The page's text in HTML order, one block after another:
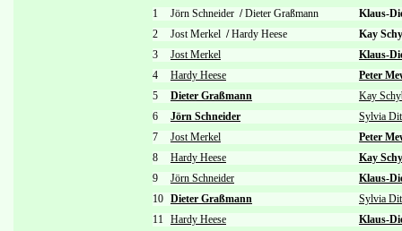
1
Jörn Schneider /Dieter Graßmann
Klaus-
2
Jost Merkel /Hardy Heese
Kay
3
Jost Merkel
Klaus-
4
Hardy Heese
Peter
5
Dieter Graßmann
Kay
6
Jörn Schneider
Sylvia
7
Jost Merkel
Peter
8
Hardy Heese
Kay
9
Jörn Schneider
Klaus-
10 Dieter Graßmann
Sylvia
11 Hardy Heese
Klaus-